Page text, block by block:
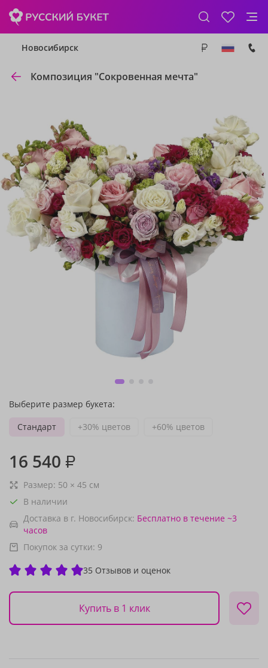
Новосибирск
Композиция "Сокровенная мечта"
Выберите размер букета:
Стандарт
+30% цветов +60% цветов
16 540 ₽
Размер: 50 × 45 см
В наличии
Доставка в г. Новосибирск: Бесплатно в течение ~3
часов
Покупок за сутки: 9
35 Отзывов и оценок
Купить в 1 клик